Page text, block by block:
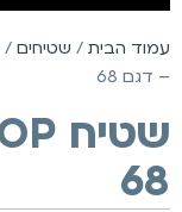
עמוד הבית / שטיחים /
– דגם 68
68